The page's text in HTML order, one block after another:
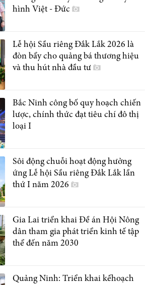
hình Việt - Đức
Lễ hội Sầu riêng Đắk Lắk 2026 là
đòn bẩy cho quảng bá thương hiệu
và thu hút nhà đầu tư
Bắc Ninh công bố quy hoạch chiến
lược, chính thức đạt tiêu chí đô thị
loại I
Sôi động chuỗi hoạt động hưởng
ứng Lễ hội Sầu riêng Đắk Lắk lần
thứ I năm 2026
Gia Lai triển khai Đề án Hội Nông
dân tham gia phát triển kinh tế tập
thể đến năm 2030
Quảng Ninh: Triển khai kếhoạch